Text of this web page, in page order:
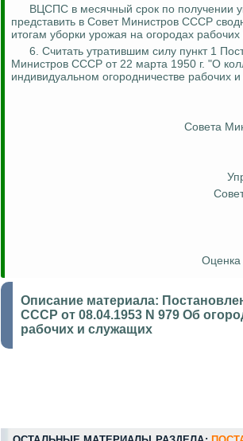
ВЦСПС в месячный срок по получении
представить в Совет Министров СССР
итогам уборки урожая на огородах
6. Считать утратившим силу пункт 1
Министров СССР от 22 марта 1950 г. "О
индивидуальном огородничестве рабочих
Совета
Оценка
Описание материала:
СССР от 08.04.1953 N 979 Об
рабочих и служащих